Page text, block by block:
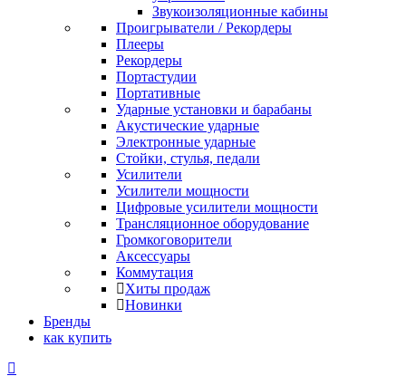
Звукоизоляционные кабины
Проигрыватели / Рекордеры
Плееры
Рекордеры
Портастудии
Портативные
Ударные установки и барабаны
Акустические ударные
Электронные ударные
Стойки, стулья, педали
Усилители
Усилители мощности
Цифровые усилители мощности
Трансляционное оборудование
Громкоговорители
Аксессуары
Коммутация
Хиты продаж
Новинки
Бренды
как купить